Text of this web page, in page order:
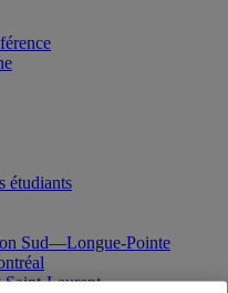
étudiants
Sud—Longue-Pointe
Laurent